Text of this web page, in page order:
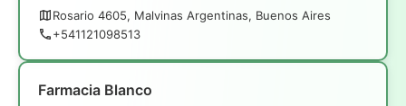
Rosario 4605, Malvinas Argentinas, Buenos Aires
+541121098513
Farmacia Blanco